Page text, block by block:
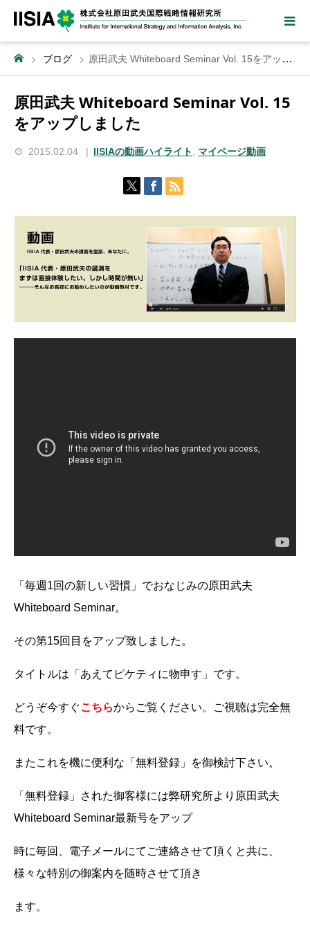
ブログ 原田武夫 Whiteboard Seminar Vol. 15をアップしました
原田武夫 Whiteboard Seminar Vol. 15
をアップしました
2015.02.04 IISIAの動画ハイライト マイページ動画
「毎週1回の新しい習慣」でおなじみの原田武夫
Whiteboard Seminar。
その第15回目をアップ致しました。
タイトルは「あえてピケティに物申す」です。
どうぞ今すぐこちらからご覧ください。ご視聴は完全無
料です。
またこれを機に便利な「無料登録」を御検討下さい。
「無料登録」された御客様には弊研究所より原田武夫
Whiteboard Seminar最新号をアップ
時に毎回、電子メールにてご連絡させて頂くと共に、
様々な特別の御案内を随時させて頂き
ます。